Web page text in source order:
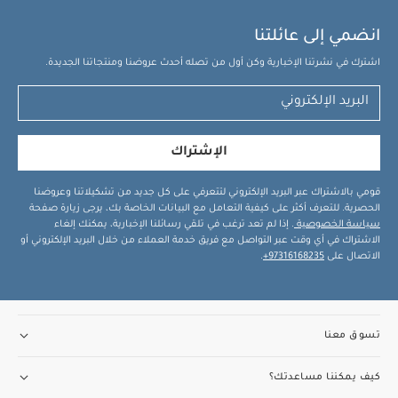
انضمي إلى عائلتنا
اشترك في نشرتنا الإخبارية وكن أول من تصله أحدث عروضنا ومنتجاتنا الجديدة.
الإشتراك
قومي بالاشتراك عبر البريد الإلكتروني لتتعرفي على كل جديد من تشكيلاتنا وعروضنا
الحصرية. للتعرف أكثر على كيفية التعامل مع البيانات الخاصة بك، يرجى زيارة صفحة
سياسة الخصوصية . إذا لم تعد ترغب في تلقي رسائلنا الإخبارية، يمكنك إلغاء
الاشتراك في أي وقت عبر التواصل مع فريق خدمة العملاء من خلال البريد الإلكتروني أو
الاتصال على 97316168235+
.
تسوق معنا
كيف يمكننا مساعدتك؟